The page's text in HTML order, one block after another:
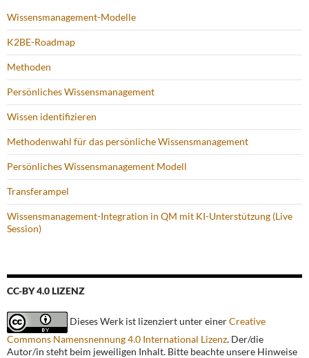
Wissensmanagement-Modelle
K2BE-Roadmap
Methoden
Persönliches Wissensmanagement
Wissen identifizieren
Methodenwahl für das persönliche Wissensmanagement
Persönliches Wissensmanagement Modell
Transferampel
Wissensmanagement-Integration in QM mit KI-Unterstützung (Live
Session)
CC-BY 4.0 LIZENZ
Dieses Werk ist lizenziert unter einerCreative
Commons Namensnennung 4.0 International Lizenz. Der/die
Autor/in steht beim jeweiligen Inhalt. Bitte beachte unsere Hinweise